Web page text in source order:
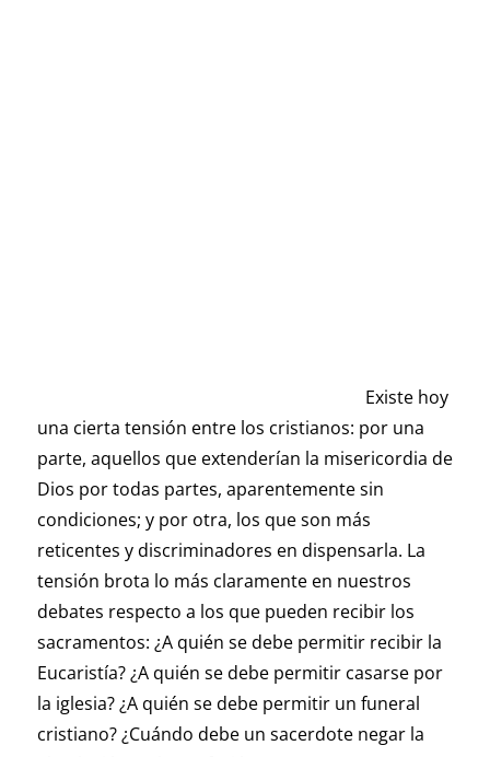
Existe hoy
una cierta tensión entre los cristianos: por una
parte, aquellos que extenderían la misericordia de
Dios por todas partes, aparentemente sin
condiciones; y por otra, los que son más
reticentes y discriminadores en dispensarla. La
tensión brota lo más claramente en nuestros
debates respecto a los que pueden recibir los
sacramentos: ¿A quién se debe permitir recibir la
Eucaristía? ¿A quién se debe permitir casarse por
la iglesia? ¿A quién se debe permitir un funeral
cristiano? ¿Cuándo debe un sacerdote negar la